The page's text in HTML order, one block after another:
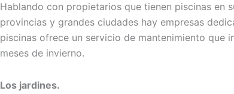
Hablando con propietarios que tienen piscinas en
provincias y grandes ciudades hay empresas
piscinas ofrece un servicio de mantenimiento que
meses de invierno.
Los jardines.